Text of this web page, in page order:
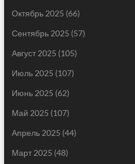
Октябрь 2025 (66)
Сентябрь 2025 (57)
Август 2025 (105)
Июль 2025 (107)
Июнь 2025 (62)
Май 2025 (107)
Апрель 2025 (44)
Март 2025 (48)